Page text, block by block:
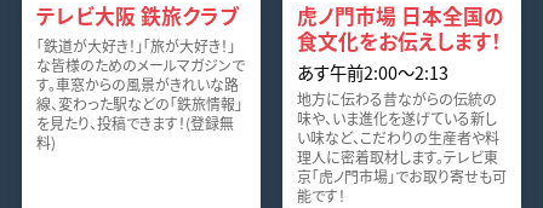
テレビ大阪 鉄旅クラブ
「鉄道が大好き！」「旅が大好き！」
な皆様のためのメールマガジンで
す。車窓からの風景がきれいな路
線、変わった駅などの「鉄旅情報」
を見たり、投稿できます！(登録無
料)
虎ノ門市場 日本全国の
食文化をお伝えします！
あす午前2:00～2:13
地方に伝わる昔ながらの伝統の
味や、いま進化を遂げている新し
い味など、こだわりの生産者や料
理人に密着取材します。テレビ東
京「虎ノ門市場」でお取り寄せも可
能です！